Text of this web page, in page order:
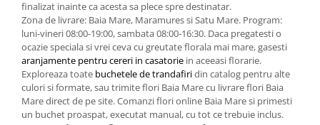
finalizat inainte ca acesta sa plece spre destinatar.
Zona de livrare: Baia Mare, Maramures si Satu Mare. Program:
luni-vineri 08:00-19:00, sambata 08:00-16:30. Daca pregatesti o
ocazie speciala si vrei ceva cu greutate florala mai mare, gasesti
aranjamente pentru cereri in casatorie in aceeasi florarie.
Exploreaza toate buchetele de trandafiridin catalog pentru alte
culori si formate, sau trimite flori Baia Mare cu livrare flori Baia
Mare direct de pe site. Comanzi flori online Baia Mare si primesti
un buchet proaspat, executat manual, cu tot ce trebuie inclus.